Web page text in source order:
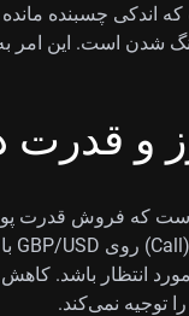
اندکی چسبنده
شدن است. این امر به
و قدرت
که فروش قدرت پوند
انتظار باشد. کاهش
توجیه نمی‌کند.